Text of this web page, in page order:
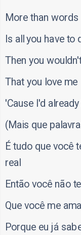
More than words
Is all you have to
Then you
That you love me
'Cause I'd
(Mais que
É tudo que você
real
Então você não
Que você me ama
Porque eu já